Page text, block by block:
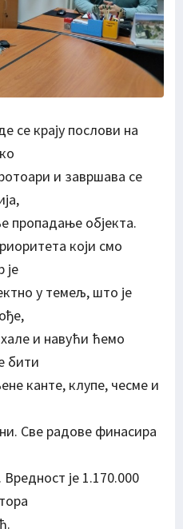
се крају послови на
и завршава се
пропадање објекта.
који смо
је
у темељ, што је
и навући ћемо
бити
канте, клупе, чесме и
Све радове финасира
је 1.170.000